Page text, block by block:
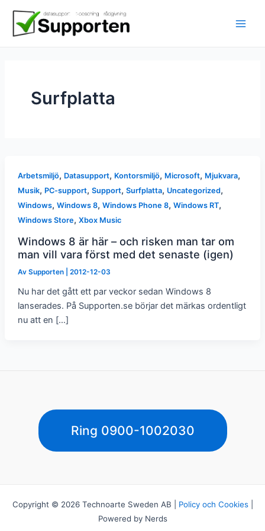
innehåll
Surfplatta
Arbetsmiljö, Datasupport, Kontorsmiljö, Microsoft, Mjukvara,
Musik, PC-support, Support, Surfplatta, Uncategorized,
Windows, Windows 8, Windows Phone 8, Windows RT,
Windows Store, Xbox Music
Windows 8 är här – och risken man tar om
man vill vara först med det senaste (igen)
Av Supporten 2012-12-03
Nu har det gått ett par veckor sedan Windows 8
lanserades. På Supporten.se börjar det märkas ordentligt
nu att en […]
Ring 0900-1002030
Copyright © 2026 Technoarte Sweden AB | Policy och Cookies|
Powered by Nerds